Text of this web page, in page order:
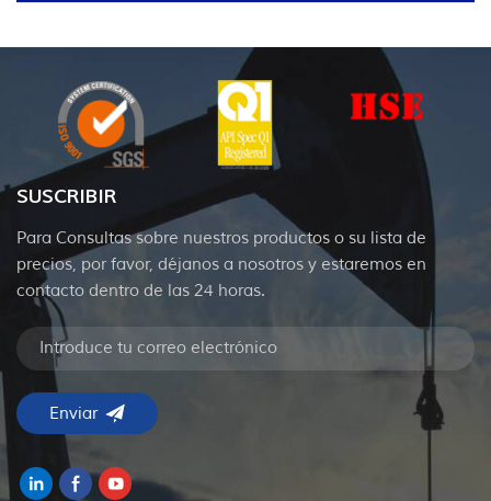
SUSCRIBIR
Para Consultas sobre nuestros productos o su lista de
precios, por favor, déjanos a nosotros y estaremos en
contacto dentro de las 24 horas.